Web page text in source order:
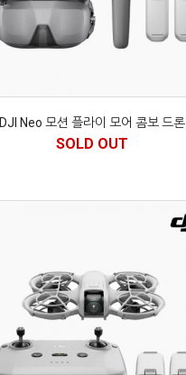
DJI Neo 모션 플라이 모어 콤보 드론
SOLD OUT